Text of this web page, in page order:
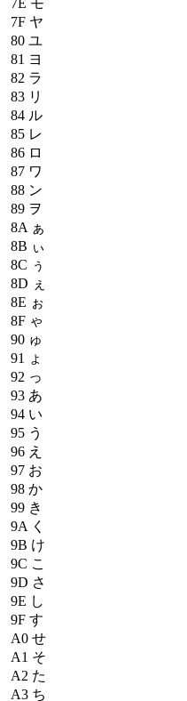
7E モ
7F ヤ
80 ユ
81 ヨ
82 ラ
83 リ
84 ル
85 レ
86 ロ
87 ワ
88 ン
89 ヲ
8A ぁ
8B ぃ
8C ぅ
8D ぇ
8E ぉ
8F ゃ
90 ゅ
91
ょ
92 っ
93 あ
94 い
95 う
96 え
97 お
98 か
99 き
9A く
9B け
9C こ
9D さ
9E し
9F す
A0 せ
A1 そ
A2 た
A3 ち